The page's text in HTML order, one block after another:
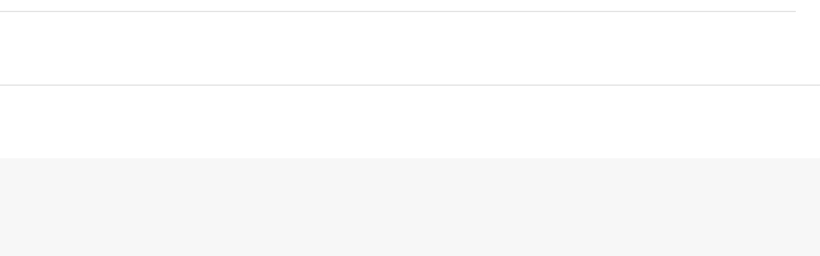
Ascensor Centro de negocios abierto las 24 horas Servicio de recepción las 24 horas